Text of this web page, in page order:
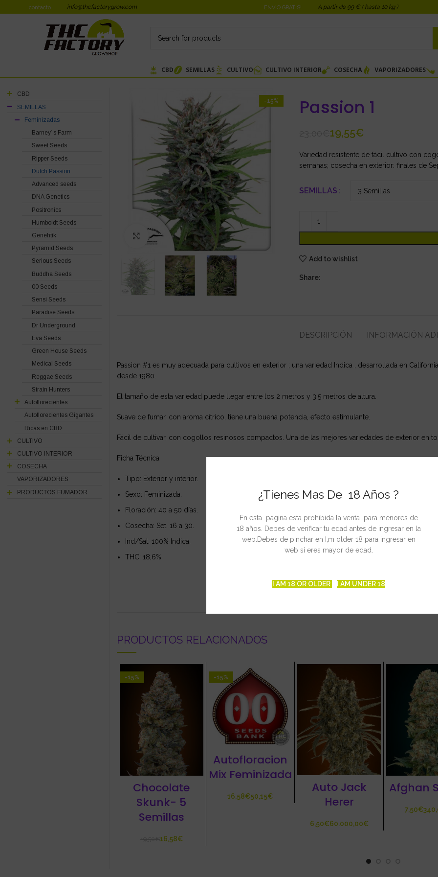
¿Tienes Mas De 18 Años ?
En esta pagina esta prohibida la venta para menores de
18 años. Debes de verificar tu edad antes de ingresar en la
web.Debes de pinchar en I,m older 18 para ingresar en
web si eres mayor de edad.
I AM 18 OR OLDER I AM UNDER 18
contacto info@thcfactorygrow.com ENVIO GRATIS! A partir de 99 € ( hasta 10 kg )
CBD SEMILLAS CULTIVO CULTIVO INTERIOR COSECHA VAPORIZADORES
-15%
Click to enlarge
Passion 1
€19,55€
Variedad resistente de fácil cultivo con
semanas; cosecha en exterior: finales de
SEMILLAS
Add to wishlist
Share:
DESCRIPCIÓN INFORMACIÓN
Passion #1 es muy adecuada para cultivos en exterior ; una variedad Indica , desarrollada en
desde 1980.
El tamaño de esta variedad puede llegar entre los 2 metros y 3.5 metros de altura.
Suave de fumar, con aroma cítrico, tiene una buena potencia, efecto estimulante.
Fácil de cultivar, con cogollos resinosos compactos. Una de las mejores variedades de exterior en
Ficha Técnica
Tipo: Exterior y interior.
Sexo: Feminizada.
Floración: 40 a 50 días.
Cosecha: Set. 16 a 30.
Ind/Sat: 100% Indica.
THC: 18,6%
PRODUCTOS RELACIONADOS
-15%
Chocolate
Skunk- 5
Semillas
16,58€
-15%
Autofloracion
Mix Feminizada
€ €
Auto Jack
Herer
€ €
Afghan
€
CBD
SEMILLAS
Feminizadas
Barney´s Farm
Sweet Seeds
Ripper Seeds
Dutch Passion
Advanced seeds
DNA Genetics
Positronics
Humboldt Seeds
Genehtik
Pyramid Seeds
Serious Seeds
Buddha Seeds
00 Seeds
Sensi Seeds
Paradise Seeds
Dr Underground
Eva Seeds
Green House Seeds
Medical Seeds
Reggae Seeds
Strain Hunters
Autoflorecientes
Autoflorecientes Gigantes
Ricas en CBD
CULTIVO
CULTIVO INTERIOR
COSECHA
VAPORIZADORES
PRODUCTOS FUMADOR